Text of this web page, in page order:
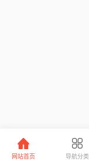
网站首页 导航分类